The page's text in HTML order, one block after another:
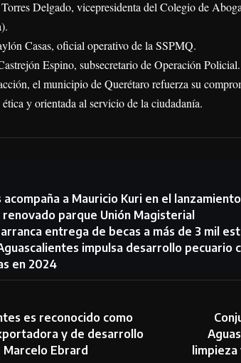
Delgado, vicepresidenta del Colegio de
Casas, oficial operativo de la SSPMQ.
Espino, subsecretario de Operación Policial.
el municipio de Querétaro refuerza su
y orientada al servicio de la ciudadanía.
a Mauricio Kuri en el
parque Unión Magisterial
entrega de becas a más de 3 mil
impulsa desarrollo pecuario
en 2024
es reconocido como
y de desarrollo
Marcelo Ebrard